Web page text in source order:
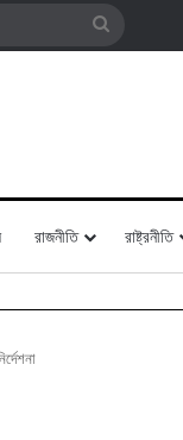
রাজনীতি রাষ্ট্রনীতি